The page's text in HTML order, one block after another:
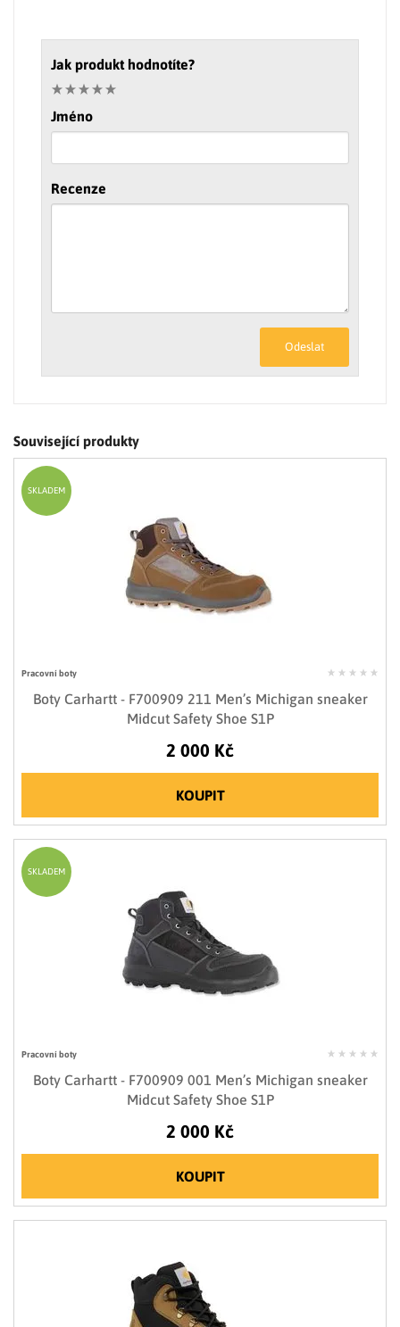
Jak produkt hodnotíte?
Jméno
Recenze
Odeslat
Související produkty
Pracovní boty
Boty Carhartt - F700909 211 Men’s Michigan sneaker
Midcut Safety Shoe S1P
2 000 Kč
KOUPIT
SKLADEM
Pracovní boty
Boty Carhartt - F700909 001 Men’s Michigan sneaker
Midcut Safety Shoe S1P
2 000 Kč
KOUPIT
SKLADEM